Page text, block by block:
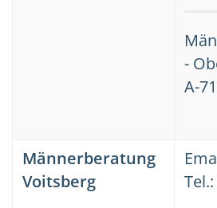
-
A-
Männerberatung
Voitsberg